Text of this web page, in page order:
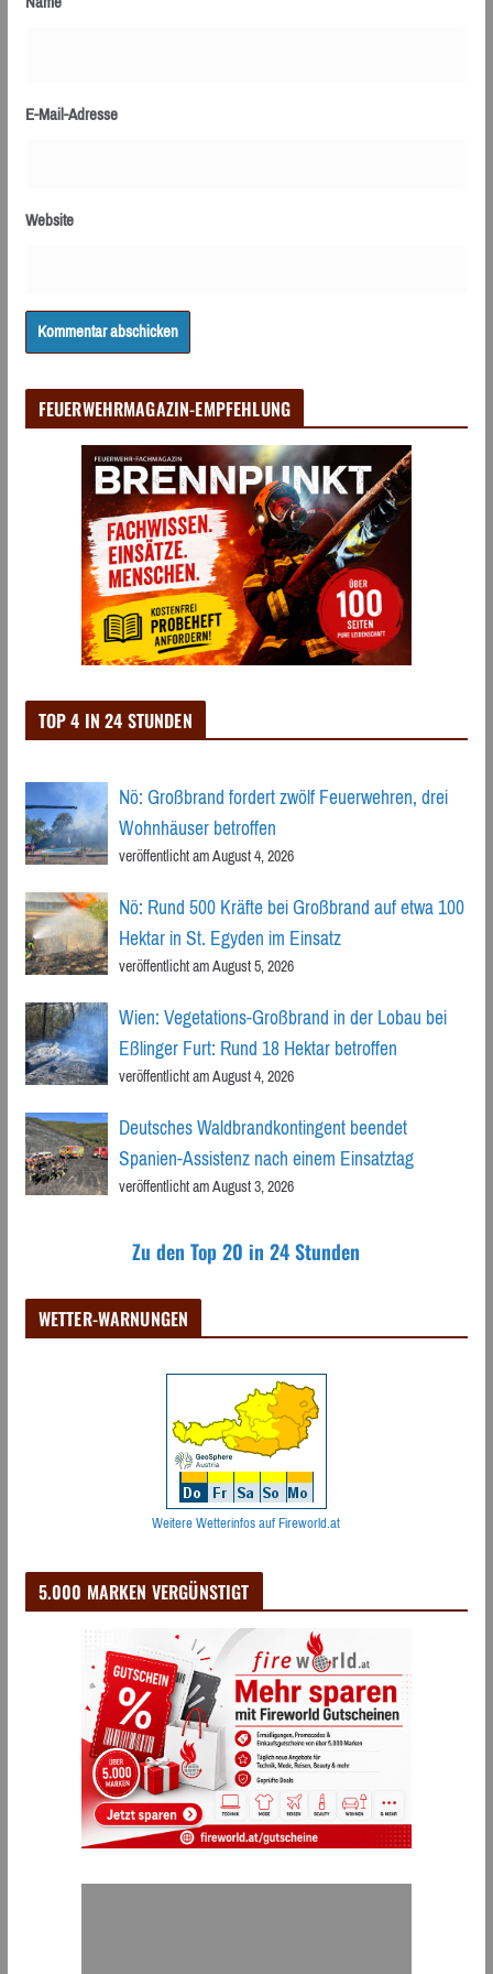
E-Mail-Adresse
Website
FEUERWEHRMAGAZIN-EMPFEHLUNG
TOP 4 IN 24 STUNDEN
Nö: Großbrand fordert zwölf Feuerwehren, drei
Wohnhäuser betroffen
veröffentlicht am August 4, 2026
Nö: Rund 500 Kräfte bei Großbrand auf etwa 100
Hektar in St. Egyden im Einsatz
veröffentlicht am August 5, 2026
Wien: Vegetations-Großbrand in der Lobau bei
Eßlinger Furt: Rund 18 Hektar betroffen
veröffentlicht am August 4, 2026
Deutsches Waldbrandkontingent beendet
Spanien-Assistenz nach einem Einsatztag
veröffentlicht am August 3, 2026
Zu den Top 20 in 24 Stunden
WETTER-WARNUNGEN
Weitere Wetterinfos auf Fireworld.at
5.000 MARKEN VERGÜNSTIGT